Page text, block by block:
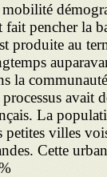
fait pencher la
produite au
la
avait
La
petites villes
Cette